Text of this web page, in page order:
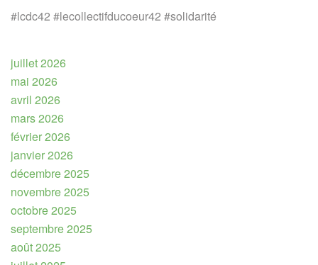
#lcdc42 #lecollectifducoeur42 #solidarité
juillet 2026
mai 2026
avril 2026
mars 2026
février 2026
janvier 2026
décembre 2025
novembre 2025
octobre 2025
septembre 2025
août 2025